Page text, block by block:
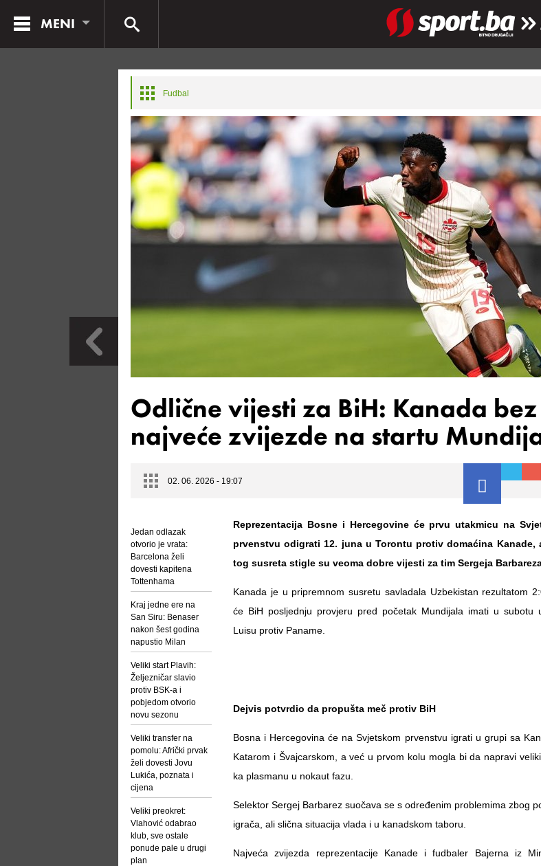
MENI
Fudbal
Odlične vijesti za BiH: Kanada bez
najveće zvijezde na startu
02. 06. 2026 - 19:07
Jedan odlazak
otvorio je vrata:
Barcelona želi
dovesti kapitena
Tottenhama
Kraj jedne ere na
San Siru: Benaser
nakon šest godina
napustio Milan
Veliki start Plavih:
Željezničar slavio
protiv BSK-a i
pobjedom otvorio
novu sezonu
Veliki transfer na
pomolu: Afrički prvak
želi dovesti Jovu
Lukića, poznata i
cijena
Veliki preokret:
Vlahović odabrao
klub, sve ostale
ponude pale u drugi
plan
Reprezentacija Bosne i Hercegovine će prvu utakmicu na
prvenstvu odigrati 12. juna u Torontu protiv domaćina Kanade,
tog susreta stigle su veoma dobre vijesti za tim Sergeja
Kanada je u pripremnom susretu savladala Uzbekistan rezultatom
će BiH posljednju provjeru pred početak Mundijala imati u subotu
Luisu protiv Paname.
Dejvis potvrdio da propušta meč protiv BiH
Bosna i Hercegovina će na Svjetskom prvenstvu igrati u grupi sa
Katarom i Švajcarskom, a već u prvom kolu mogla bi da napravi
ka plasmanu u nokaut fazu.
Selektor Sergej Barbarez suočava se s određenim problemima zbog
igrača, ali slična situacija vlada i u kanadskom taboru.
Najveća zvijezda reprezentacije Kanade i fudbaler Bajerna iz